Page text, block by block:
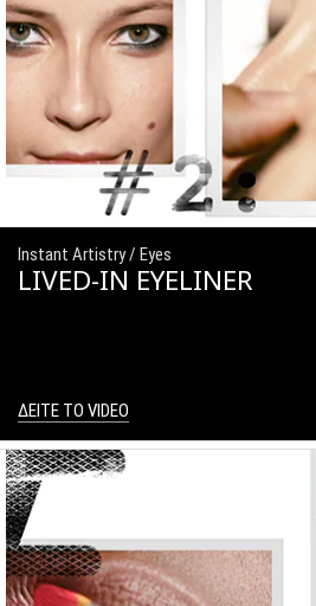
Instant Artistry / Eyes
LIVED-IN EYELINER
ΔΕΙΤΕ ΤΟ VIDEO